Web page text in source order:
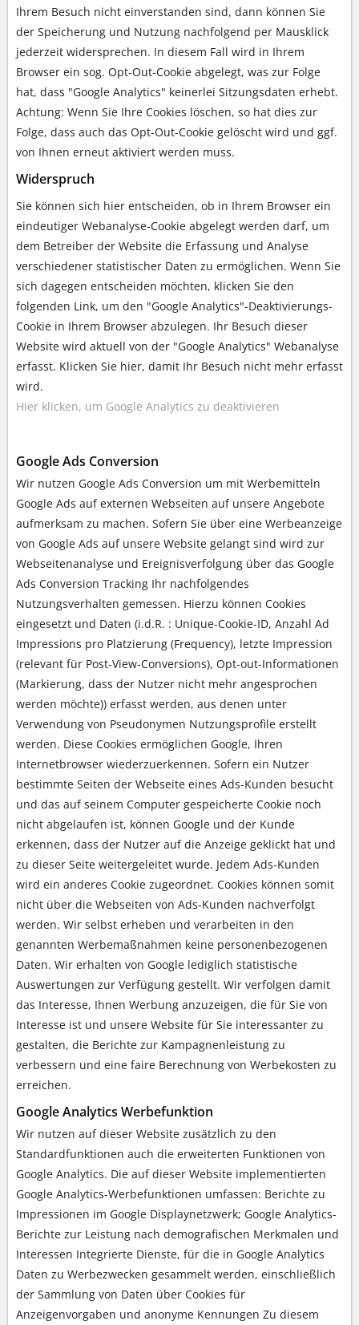
Ihrem Besuch nicht einverstanden sind, dann können Sie
der Speicherung und Nutzung nachfolgend per Mausklick
jederzeit widersprechen. In diesem Fall wird in Ihrem
Browser ein sog. Opt-Out-Cookie abgelegt, was zur Folge
hat, dass "Google Analytics" keinerlei Sitzungsdaten erhebt.
Achtung: Wenn Sie Ihre Cookies löschen, so hat dies zur
Folge, dass auch das Opt-Out-Cookie gelöscht wird und ggf.
von Ihnen erneut aktiviert werden muss.
Widerspruch
Sie können sich hier entscheiden, ob in Ihrem Browser ein
eindeutiger Webanalyse-Cookie abgelegt werden darf, um
dem Betreiber der Website die Erfassung und Analyse
verschiedener statistischer Daten zu ermöglichen. Wenn Sie
sich dagegen entscheiden möchten, klicken Sie den
folgenden Link, um den "Google Analytics"-Deaktivierungs-
Cookie in Ihrem Browser abzulegen. Ihr Besuch dieser
Website wird aktuell von der "Google Analytics" Webanalyse
erfasst. Klicken Sie hier, damit Ihr Besuch nicht mehr erfasst
wird.
Hier klicken, um Google Analytics zu deaktivieren
Google Ads Conversion
Wir nutzen Google Ads Conversion um mit Werbemitteln
Google Ads auf externen Webseiten auf unsere Angebote
aufmerksam zu machen. Sofern Sie über eine Werbeanzeige
von Google Ads auf unsere Website gelangt sind wird zur
Webseitenanalyse und Ereignisverfolgung über das Google
Ads Conversion Tracking Ihr nachfolgendes
Nutzungsverhalten gemessen. Hierzu können Cookies
eingesetzt und Daten (i.d.R. : Unique-Cookie-ID, Anzahl Ad
Impressions pro Platzierung (Frequency), letzte Impression
(relevant für Post-View-Conversions), Opt-out-Informationen
(Markierung, dass der Nutzer nicht mehr angesprochen
werden möchte)) erfasst werden, aus denen unter
Verwendung von Pseudonymen Nutzungsprofile erstellt
werden. Diese Cookies ermöglichen Google, Ihren
Internetbrowser wiederzuerkennen. Sofern ein Nutzer
bestimmte Seiten der Webseite eines Ads-Kunden besucht
und das auf seinem Computer gespeicherte Cookie noch
nicht abgelaufen ist, können Google und der Kunde
erkennen, dass der Nutzer auf die Anzeige geklickt hat und
zu dieser Seite weitergeleitet wurde. Jedem Ads-Kunden
wird ein anderes Cookie zugeordnet. Cookies können somit
nicht über die Webseiten von Ads-Kunden nachverfolgt
werden. Wir selbst erheben und verarbeiten in den
genannten Werbemaßnahmen keine personenbezogenen
Daten. Wir erhalten von Google lediglich statistische
Auswertungen zur Verfügung gestellt. Wir verfolgen damit
das Interesse, Ihnen Werbung anzuzeigen, die für Sie von
Interesse ist und unsere Website für Sie interessanter zu
gestalten, die Berichte zur Kampagnenleistung zu
verbessern und eine faire Berechnung von Werbekosten zu
erreichen.
Google Analytics Werbefunktion
Wir nutzen auf dieser Website zusätzlich zu den
Standardfunktionen auch die erweiterten Funktionen von
Google Analytics. Die auf dieser Website implementierten
Google Analytics-Werbefunktionen umfassen: Berichte zu
Impressionen im Google Displaynetzwerk; Google Analytics-
Berichte zur Leistung nach demografischen Merkmalen und
Interessen Integrierte Dienste, für die in Google Analytics
Daten zu Werbezwecken gesammelt werden, einschließlich
der Sammlung von Daten über Cookies für
Anzeigenvorgaben und anonyme Kennungen Zu diesem